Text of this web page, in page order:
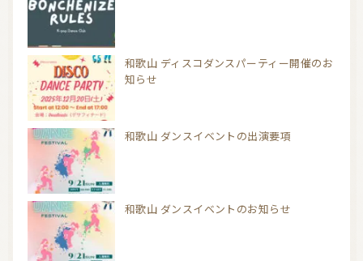
和歌山 ディスコダンスパーティー開催のお
知らせ
和歌山 ダンスイベントの出演要項
和歌山 ダンスイベントのお知らせ